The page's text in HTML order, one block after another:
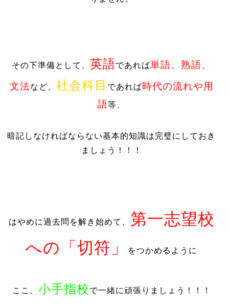
その下準備として、 英語であれば単語、熟語、
文法など、 社会科目 であれば時代の流れや用
語等、
暗記しなければならない基本的知識は完璧にしておき
ましょう！！！
はやめに過去問を解き始めて、 第一志望校
への「切符」
をつかめるように
ここ、 小手指校で一緒に頑張りましょう！！！